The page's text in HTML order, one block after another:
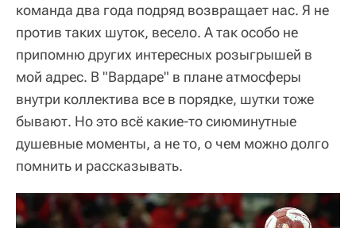
команда два года подряд возвращает нас. Я не
против таких шуток, весело. А так особо не
припомню других интересных розыгрышей в
мой адрес. В "Вардаре" в плане атмосферы
внутри коллектива все в порядке, шутки тоже
бывают. Но это всё какие-то сиюминутные
душевные моменты, а не то, о чем можно долго
помнить и рассказывать.